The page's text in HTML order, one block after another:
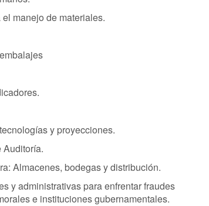
manejo de materiales.
y proyecciones.
Auditoría.
Almacenes, bodegas y distribución.
y administrativas para enfrentar fraudes
e instituciones gubernamentales.